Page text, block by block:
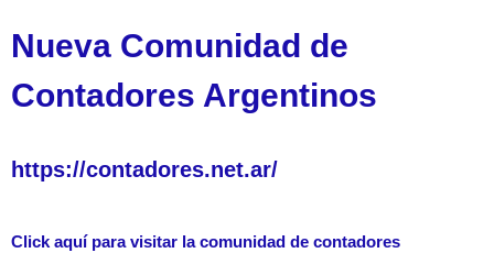
Nueva Comunidad de
Contadores Argentinos
https://contadores.net.ar/
Click aquí para visitar la comunidad de contadores